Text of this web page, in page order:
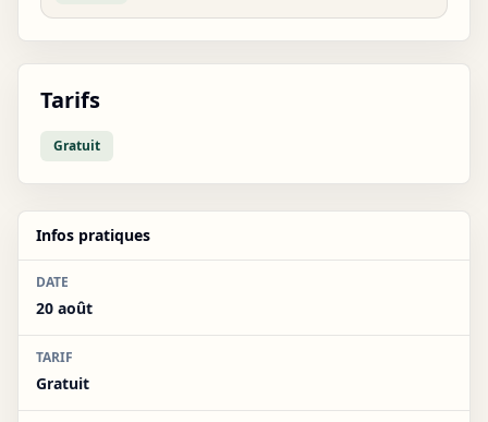
Tarifs
Gratuit
Infos pratiques
DATE
20 août
TARIF
Gratuit